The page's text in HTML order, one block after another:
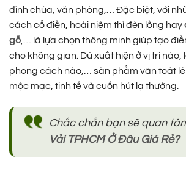
đình chùa, văn phòng,… Đặc biệt, với
cách cổ điển, hoài niệm thì đèn lồng hay
gỗ ,… là lựa chọn thông minh giúp tạo
cho không gian. Dù xuất hiện ở vị trí nào,
phong cách nào,… sản phẩm vẫn toát
mộc mạc, tinh tế và cuốn hút lạ thường.
Chắc chắn bạn sẽ quan
Vải TPHCM Ở Đâu Giá Rẻ?